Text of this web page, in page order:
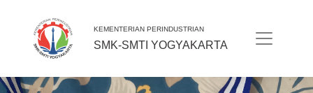
KEMENTERIAN PERINDUSTRIAN
SMK-SMTI YOGYAKARTA